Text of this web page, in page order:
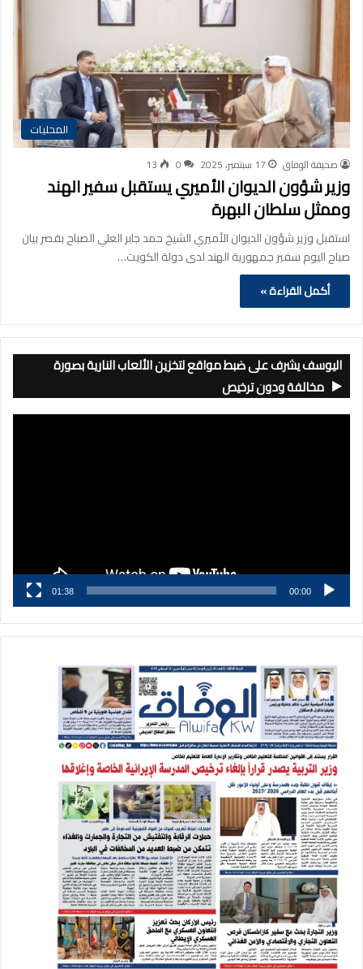
المحليات
صحيفة الوفاق 17 سبتمبر، 2025 0
13
وزير شؤون الديوان الأميري يستقبل سفير الهند
وممثل سلطان البهرة
استقبل وزير شؤون الديوان الأميري الشيخ حمد جابر العلي الصباح بقصر بيان
صباح اليوم سفير جمهورية الهند لدى دولة الكويت…
أكمل القراءة »
اليوسف يشرف على ضبط مواقع لتخزين الألعاب النارية بصورة
مخالفة ودون ترخيص
00:00
01:38